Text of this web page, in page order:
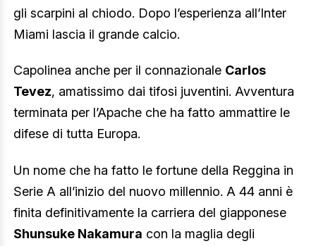
gli scarpini al chiodo. Dopo l’esperienza all’Inter
Miami lascia il grande calcio.
Capolinea anche per il connazionale Carlos
Tevez, amatissimo dai tifosi juventini. Avventura
terminata per l’Apache che ha fatto ammattire le
difese di tutta Europa.
Un nome che ha fatto le fortune della Reggina in
Serie A all’inizio del nuovo millennio. A 44 anni è
finita definitivamente la carriera del giapponese
Shunsuke Nakamura con la maglia degli